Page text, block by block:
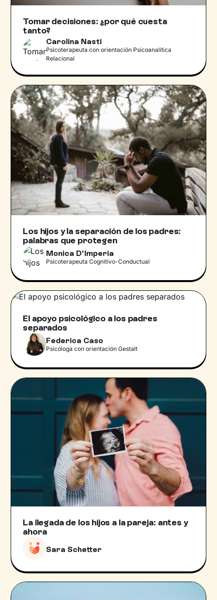
Tomar decisiones: ¿por qué cuesta
tanto?
Carolina Nasti
Psicoterapeuta con orientación Psicoanalítica
Relacional
Los hijos y la separación de los padres:
palabras que protegen
Monica D'Imperia
Psicoterapeuta Cognitivo-Conductual
El apoyo psicológico a los padres
separados
Federica Caso
Psicóloga con orientación Gestalt
La llegada de los hijos a la pareja: antes y
ahora
Sara Schetter